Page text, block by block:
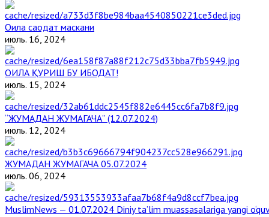
Оила саодат маскани
июль. 16, 2024
ОИЛА ҚУРИШ БУ ИБОДАТ!
июль. 15, 2024
“ЖУМАДАН ЖУМАГАЧА” (12.07.2024)
июль. 12, 2024
ЖУМАДАН ЖУМАГАЧА 05.07.2024
июль. 06, 2024
MuslimNews — 01.07.2024 Diniy ta’lim muassasalariga yangi